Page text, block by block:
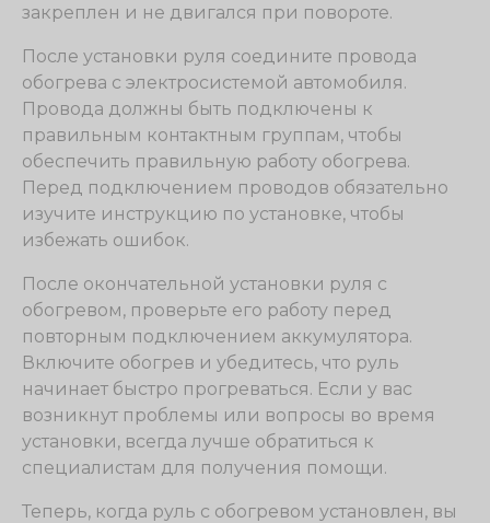
закреплен и не двигался при повороте.
После установки руля соедините провода
обогрева с электросистемой автомобиля.
Провода должны быть подключены к
правильным контактным группам, чтобы
обеспечить правильную работу обогрева.
Перед подключением проводов обязательно
изучите инструкцию по установке, чтобы
избежать ошибок.
После окончательной установки руля с
обогревом, проверьте его работу перед
повторным подключением аккумулятора.
Включите обогрев и убедитесь, что руль
начинает быстро прогреваться. Если у вас
возникнут проблемы или вопросы во время
установки, всегда лучше обратиться к
специалистам для получения помощи.
Теперь, когда руль с обогревом установлен, вы